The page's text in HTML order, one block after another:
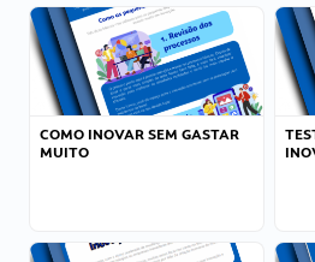
COMO INOVAR SEM GASTAR
MUITO